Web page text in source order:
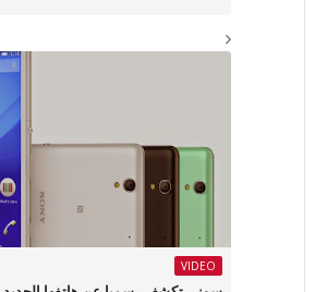
VIDEO